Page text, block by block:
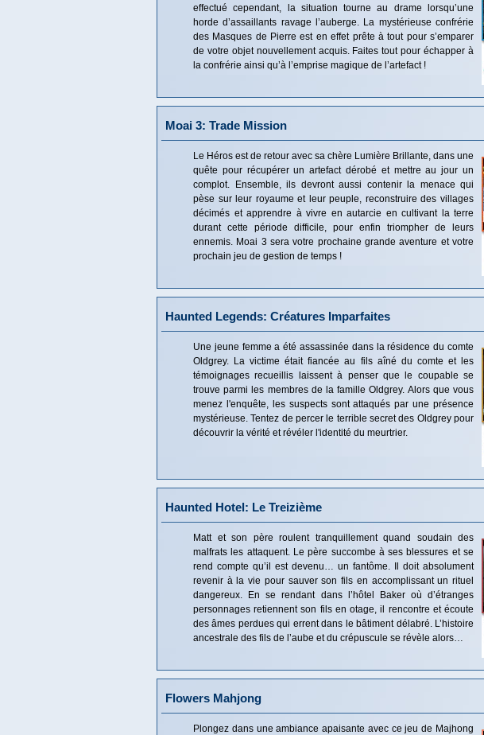
effectué cependant, la situation tourne au drame lorsqu’une
horde d’assaillants ravage l’auberge. La mystérieuse confrérie
des Masques de Pierre est en effet prête à tout pour s’emparer
de votre objet nouvellement acquis. Faites tout pour échapper à
la confrérie ainsi qu’à l’emprise magique de l’artefact !
Moai 3: Trade Mission
Le Héros est de retour avec sa chère Lumière Brillante, dans une
quête pour récupérer un artefact dérobé et mettre au jour un
complot. Ensemble, ils devront aussi contenir la menace qui
pèse sur leur royaume et leur peuple, reconstruire des villages
décimés et apprendre à vivre en autarcie en cultivant la terre
durant cette période difficile, pour enfin triompher de leurs
ennemis. Moai 3 sera votre prochaine grande aventure et votre
prochain jeu de gestion de temps !
Haunted Legends: Créatures Imparfaites
Une jeune femme a été assassinée dans la résidence du comte
Oldgrey. La victime était fiancée au fils aîné du comte et les
témoignages recueillis laissent à penser que le coupable se
trouve parmi les membres de la famille Oldgrey. Alors que vous
menez l'enquête, les suspects sont attaqués par une présence
mystérieuse. Tentez de percer le terrible secret des Oldgrey pour
découvrir la vérité et révéler l'identité du meurtrier.
Haunted Hotel: Le Treizième
Matt et son père roulent tranquillement quand soudain des
malfrats les attaquent. Le père succombe à ses blessures et se
rend compte qu’il est devenu… un fantôme. Il doit absolument
revenir à la vie pour sauver son fils en accomplissant un rituel
dangereux. En se rendant dans l’hôtel Baker où d’étranges
personnages retiennent son fils en otage, il rencontre et écoute
des âmes perdues qui errent dans le bâtiment délabré. L’histoire
ancestrale des fils de l’aube et du crépuscule se révèle alors…
Flowers Mahjong
Plongez dans une ambiance apaisante avec ce jeu de Majhong